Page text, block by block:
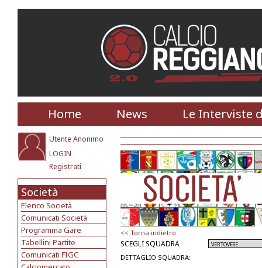
Home News Le Interviste
Utente Anonimo
LOGIN
Registrati
Società
Elenco Società
Comunicati Società
Programma Gare
Tabellini Partite
Comunicati FIGC
<< Torna indietro
SCEGLI SQUADRA
DETTAGLIO SQUADRA: